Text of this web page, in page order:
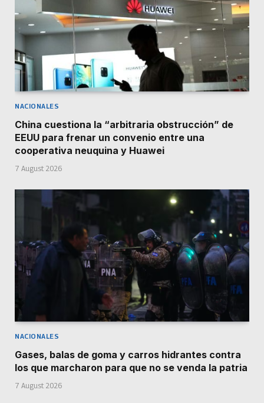
NACIONALES
China cuestiona la “arbitraria obstrucción” de
EEUU para frenar un convenio entre una
cooperativa neuquina y Huawei
7 August 2026
NACIONALES
Gases, balas de goma y carros hidrantes contra
los que marcharon para que no se venda la patria
7 August 2026